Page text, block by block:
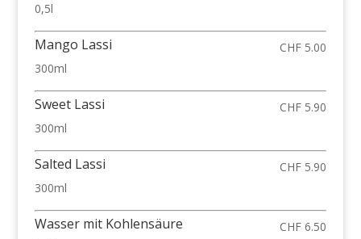
0,5l
Mango Lassi
CHF 5.00
300ml
Sweet Lassi
CHF 5.90
300ml
Salted Lassi
CHF 5.90
300ml
Wasser mit Kohlensäure
CHF 6.50